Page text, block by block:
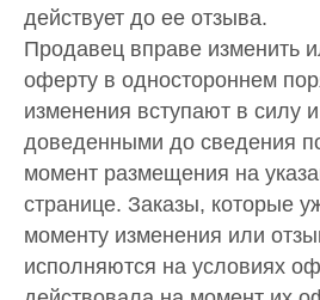
действует до ее отзыва.
Продавец вправе изменить
оферту в одностороннем
изменения вступают в силу
доведенными до сведения
момент размещения на
странице. Заказы, которые
моменту изменения или
исполняются на условиях